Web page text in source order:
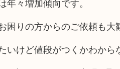
困りの方からのご依頼も大
いけど値段がつくかわか